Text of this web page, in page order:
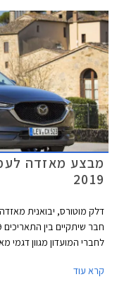
מבצע מאזדה
2019
דלק מוטורס, יבואנית
לחברי המועדון מגוון
המבצע יתקיים בכל
קרא עוד